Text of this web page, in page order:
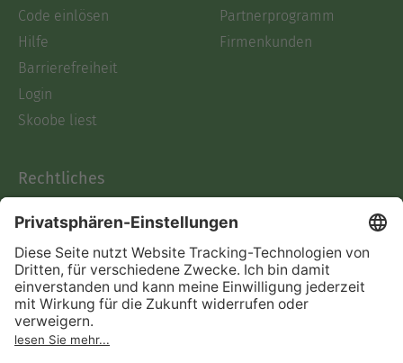
Code einlösen
Hilfe
Barrierefreiheit
Login
Skoobe liest
Partnerprogramm
Firmenkunden
Rechtliches
AGB
Informationen nach Data
Act
Verträge hier kündigen
Impressum